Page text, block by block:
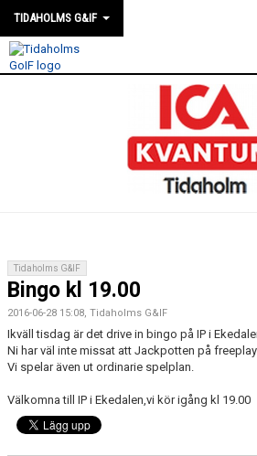
TIDAHOLMS G&IF
FÖRENINGEN
SOUVENIRER
GAMLA GIFFS TORSDAGSTRÄFFAR
MATCHER
Tidaholms G&IF
Bingo kl 19.00
2016-06-28 15:08, Tidaholms G&IF
Ikväll tisdag är det drive in bingo på IP i
Ni har väl inte missat att Jackpotten på
Vi spelar även ut ordinarie spelplan.
Välkomna till IP i Ekedalen,vi kör igång kl 19.00